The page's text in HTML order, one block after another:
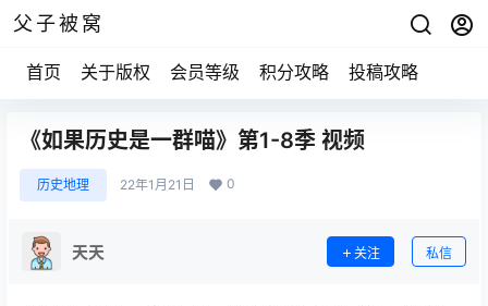
父子被窝
首页 关于版权 会员等级 积分攻略 投稿攻略
《如果历史是一群喵》第1-8季 视频
历史地理 22年1月21日 0
天天 关注 私信